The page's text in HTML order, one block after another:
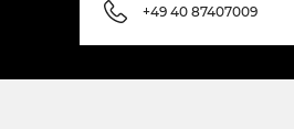
+49 40 87407009